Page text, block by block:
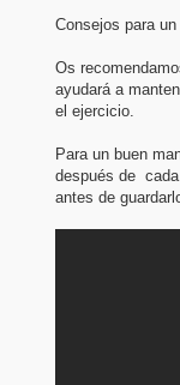
Consejos para
Os
ayudará a
el ejercicio.
Para un buen
después de
antes de